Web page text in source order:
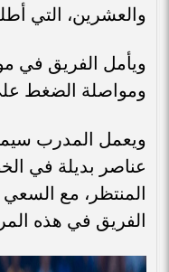
والعشرين، التي
ويأمل الفريق في
ومواصلة الضغط
ويعمل المدرب
عناصر بديلة في
المنتظر، مع
الفريق في هذه